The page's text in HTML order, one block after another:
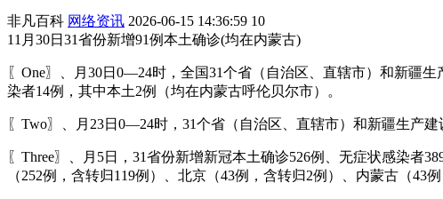
非凡百科 网络资讯 2026-06-15 14:36:59 10
11月30日31省份新增91例本土确诊(均在内蒙古)
〖One〗、月30日0—24时，全国31个省（自治区、直辖市）和新疆
染者14例，其中本土2例（均在内蒙古呼伦贝尔市）。
〖Two〗、月23日0—24时，31个省（自治区、直辖市）和新疆生产
〖Three〗、月5日，31省份新增新冠本土确诊526例、无症状感染者
（252例，含转归119例）、北京（43例，含转归2例）、内蒙古（43